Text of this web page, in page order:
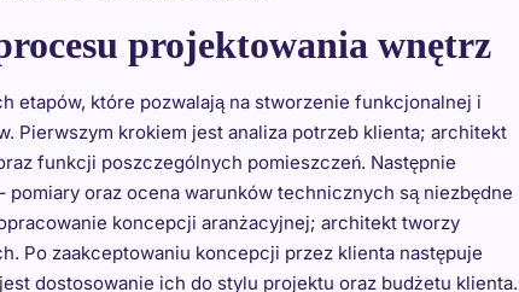
projektowania wnętrz
etapów, które pozwalają na stworzenie funkcjonalnej i
Pierwszym krokiem jest analiza potrzeb klienta; architekt
funkcji poszczególnych pomieszczeń. Następnie
oraz ocena warunków technicznych są niezbędne
koncepcji aranżacyjnej; architekt tworzy
Po zaakceptowaniu koncepcji przez klienta następuje
dostosowanie ich do stylu projektu oraz budżetu klienta.